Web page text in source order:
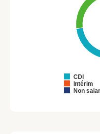
CDI
Intérim
Non